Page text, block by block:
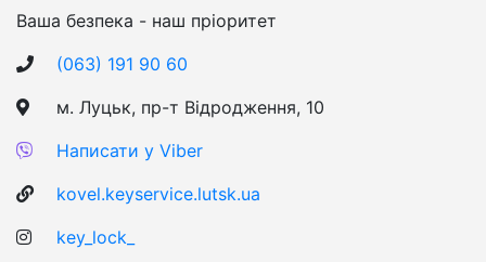
Ваша безпека - наш пріоритет
(063) 191 90 60
м. Луцьк, пр-т Відродження, 10
Написати у Viber
kovel.keyservice.lutsk.ua
key_lock_